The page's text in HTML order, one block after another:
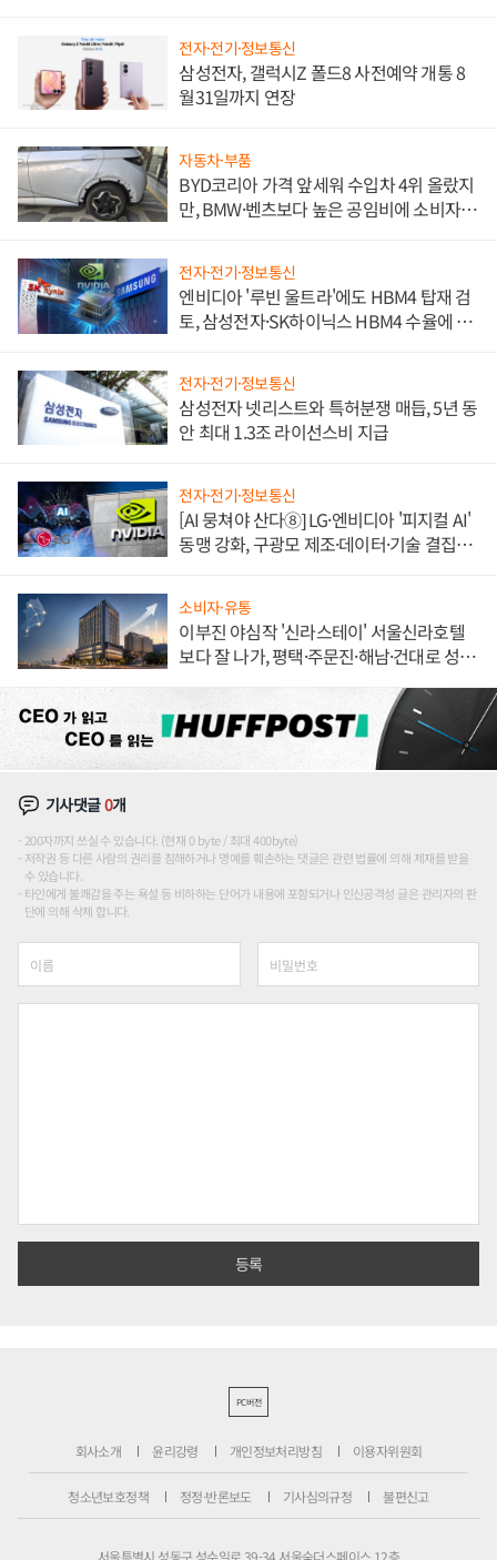
전자·전기·정보통신
삼성전자, 갤럭시Z 폴드8 사전예약 개통 8
월31일까지 연장
자동차·부품
BYD코리아 가격 앞세워 수입차 4위 올랐지
만, BMW·벤츠보다 높은 공임비에 소비자
전자·전기·정보통신
엔비디아 '루빈 울트라'에도 HBM4 탑재 검
토, 삼성전자·SK하이닉스 HBM4 수율에 주
전자·전기·정보통신
삼성전자 넷리스트와 특허분쟁 매듭, 5년 동
안 최대 1.3조 라이선스비 지급
전자·전기·정보통신
[AI 뭉쳐야 산다⑧] LG·엔비디아 '피지컬 AI'
동맹 강화, 구광모 제조·데이터·기술 결집
소비자·유통
이부진 야심작 '신라스테이' 서울신라호텔
보다 잘 나가, 평택·주문진·해남·건대로 성
기사댓글0개
200자까지 쓰실 수 있습니다. (현재 0 byte / 최대 400byte)
저작권 등 다른 사람의 권리를 침해하거나 명예를 훼손하는 댓글은 관련 법률에 의해 제재를 받을
수 있습니다.
타인에게 불쾌감을 주는 욕설 등 비하하는 단어가 내용에 포함되거나 인신공격성 글은 관리자의 판
단에 의해 삭제 합니다.
PC버전
회사소개 윤리강령 개인정보처리방침 이용자위원회
청소년보호정책 정정·반론보도 기사심의규정 불편신고